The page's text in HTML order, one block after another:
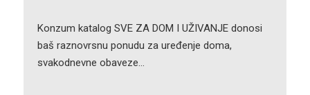
Konzum katalog SVE ZA DOM I UŽIVANJE donosi
baš raznovrsnu ponudu za uređenje doma,
svakodnevne obaveze…